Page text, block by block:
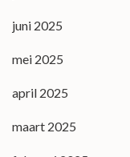
juni 2025
mei 2025
april 2025
maart 2025